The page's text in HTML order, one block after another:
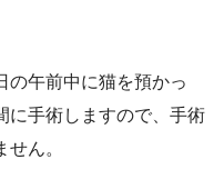
の午前中に猫を預かっ
に手術しますので、手術
ん。